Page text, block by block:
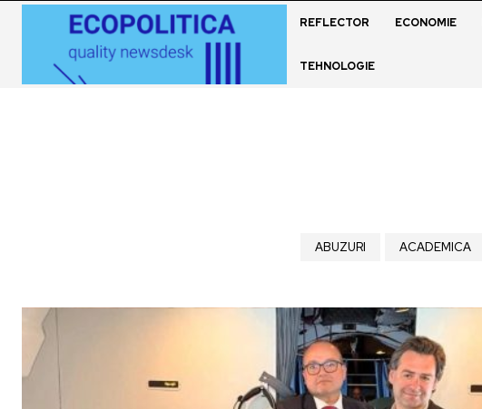
REFLECTOR ECONOMIE
TEHNOLOGIE
ABUZURI ACADEMICA